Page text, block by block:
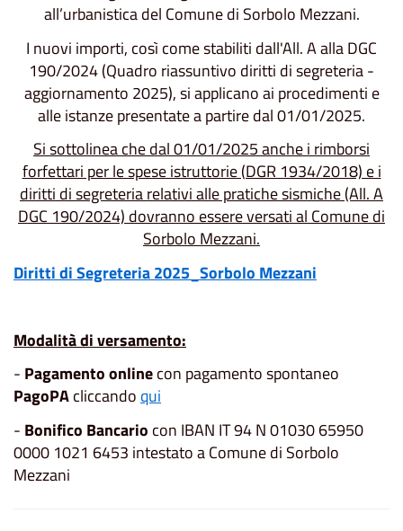
all’urbanistica del Comune di Sorbolo Mezzani.
I nuovi importi, così come stabiliti dall'All. A alla DGC
190/2024 (Quadro riassuntivo diritti di segreteria -
aggiornamento 2025), si applicano ai procedimenti e
alle istanze presentate a partire dal 01/01/2025.
Si sottolinea che dal 01/01/2025 anche i rimborsi
forfettari per le spese istruttorie (DGR 1934/2018) e i
diritti di segreteria relativi alle pratiche sismiche (All. A
DGC 190/2024) dovranno essere versati al Comune di
Sorbolo Mezzani.
Diritti di Segreteria 2025_Sorbolo Mezzani
Modalità di versamento:
- Pagamento onlinecon pagamento spontaneo
PagoPAcliccando qui
- Bonifico Bancario con IBAN IT 94 N01030 65950
0000 1021 6453 intestato a Comune di Sorbolo
Mezzani